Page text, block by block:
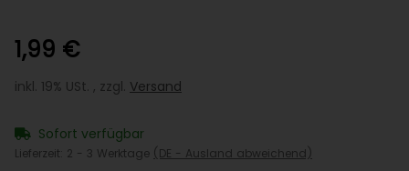
1,99 €
inkl. 19% USt. , zzgl. Versand
Sofort verfügbar
Lieferzeit: 2 - 3 Werktage (DE - Ausland abweichend)